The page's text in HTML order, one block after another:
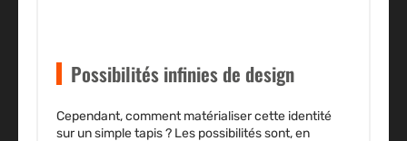
Possibilités infinies de design
Cependant, comment matérialiser cette identité
sur un simple tapis ? Les possibilités sont, en